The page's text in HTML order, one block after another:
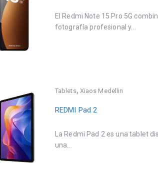
El Redmi Note 15 Pro 5G
fotografía profesional y...
Tablets, Xiaos Medellin
REDMI Pad 2
La Redmi Pad 2 es una tablet
una...